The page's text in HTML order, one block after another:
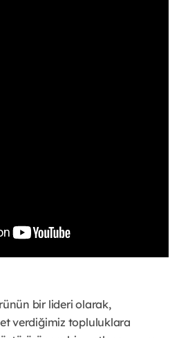
bir lideri olarak,
verdiğimiz topluluklara